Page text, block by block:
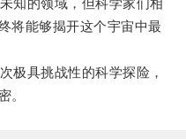
的领域，但科学家们相
将能够揭开这个宇宙中最
具挑战性的科学探险，
。